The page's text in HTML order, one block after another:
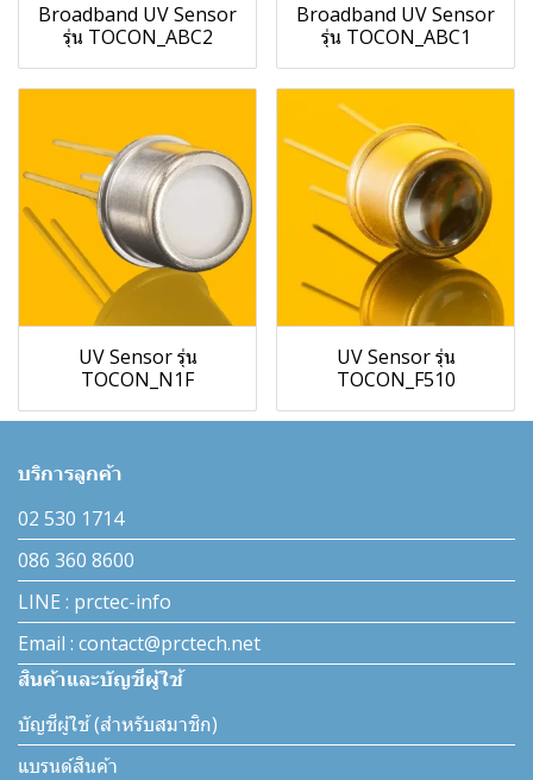
Broadband UV Sensor
รุ่น TOCON_ABC2
Broadband UV Sensor
รุ่น TOCON_ABC1
UV Sensor รุ่น
TOCON_N1F
UV Sensor รุ่น
TOCON_F510
บริการลูกค้า
02 530 1714
086 360 8600
LINE : prctec-info
Email : contact@prctech.net
สินค้าและบัญชีผู้ใช้
บัญชีผู้ใช้ (สำหรับสมาชิก)
แบรนด์สินค้า